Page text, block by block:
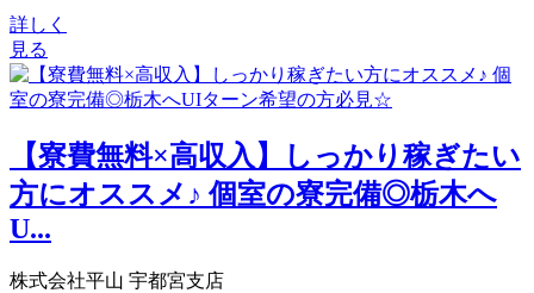
詳しく
見る
【寮費無料×高収入】しっかり稼ぎたい
方にオススメ♪ 個室の寮完備◎栃木へ
U...
株式会社平山 宇都宮支店